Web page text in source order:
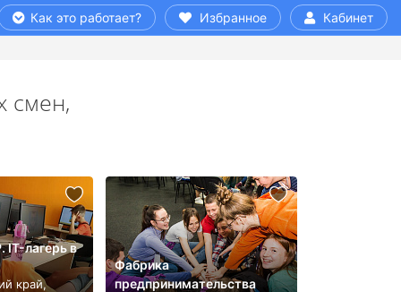
Как это работает? Избранное Кабинет
смен,
IT-лагерь в
край,
Фабрика
предпринимательства